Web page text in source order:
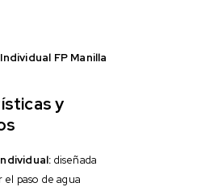
FP Manilla
y
diseñada
paso de agua